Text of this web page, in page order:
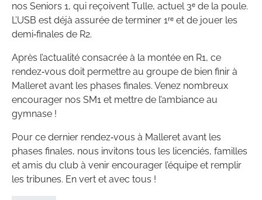
nos Seniors 1, qui reçoivent Tulle, actuel 3ᵉ de la poule.
L’USB est déjà assurée de terminer 1ʳᵉ et de jouer les
demi‑finales de R2.
Après l’actualité consacrée à la montée en R1, ce
rendez‑vous doit permettre au groupe de bien finir à
Malleret avant les phases finales. Venez nombreux
encourager nos SM1 et mettre de l’ambiance au
gymnase !
Pour ce dernier rendez‑vous à Malleret avant les
phases finales, nous invitons tous les licenciés, familles
et amis du club à venir encourager l’équipe et remplir
les tribunes. En vert et avec tous !